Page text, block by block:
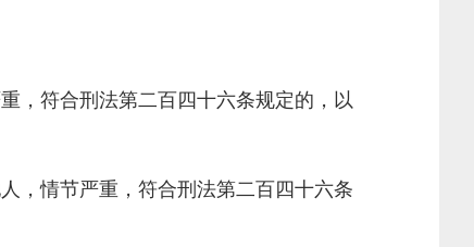
，符合刑法第二百四十六条规定的，以
，情节严重，符合刑法第二百四十六条